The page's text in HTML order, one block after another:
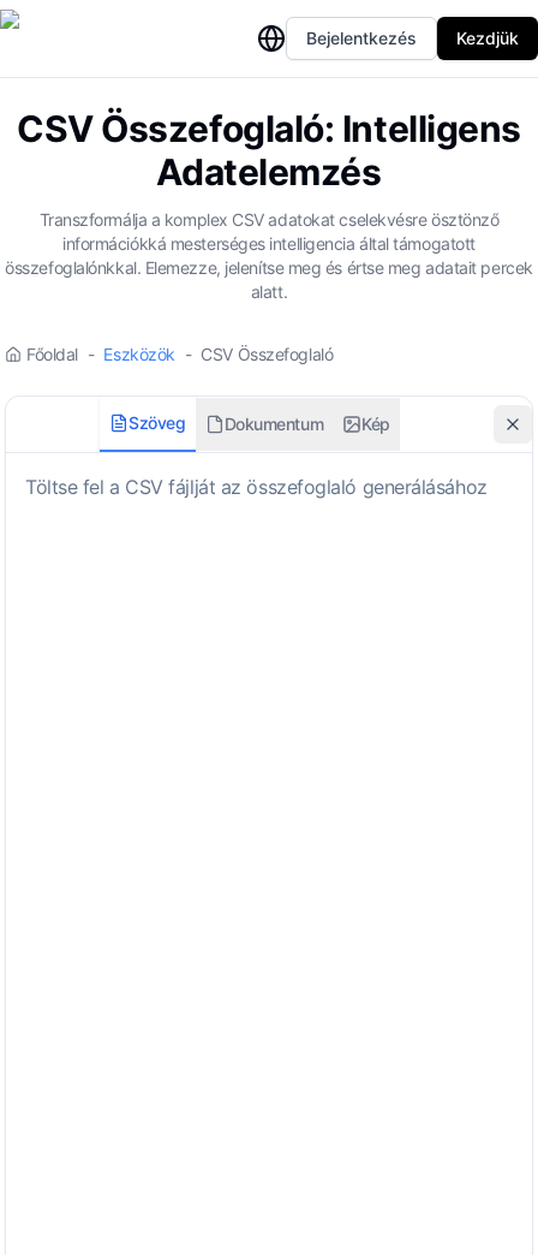
Bejelentkezés Kezdjük
CSV Összefoglaló: Intelligens
Adatelemzés
Transzformálja a komplex CSV adatokat cselekvésre ösztönző
információkká mesterséges intelligencia által támogatott
összefoglalónkkal. Elemezze, jelenítse meg és értse meg adatait percek
alatt.
Főoldal - Eszközök - CSV Összefoglaló
Szöveg Dokumentum Kép